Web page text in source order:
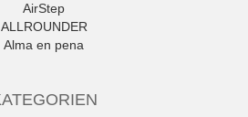
AirStep
ALLROUNDER
Alma en pena
Amani